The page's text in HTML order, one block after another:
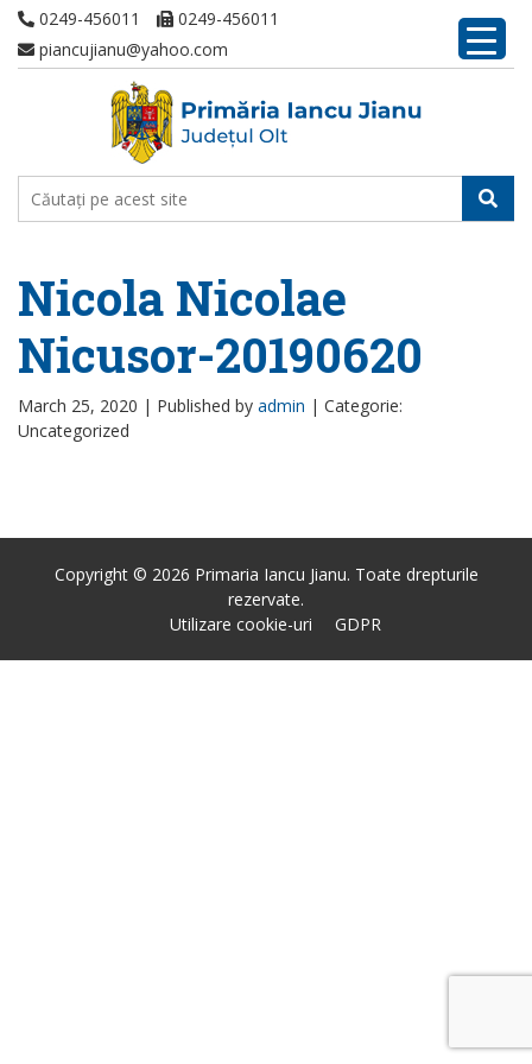
0249-456011
0249-456011
piancujianu@yahoo.com
Nicola Nicolae
Nicusor-20190620
March 25, 2020 | Published by admin | Categorie:
Uncategorized
Copyright © 2026 Primaria Iancu Jianu. Toate drepturile
rezervate.
Utilizare cookie-uri
GDPR